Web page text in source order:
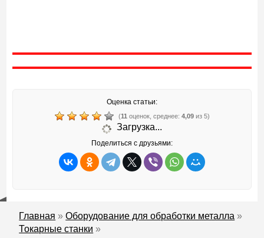
Оценка статьи:
(11 оценок, среднее: 4,09из 5)
Загрузка...
Поделиться с друзьями:
Главная »Оборудование для обработки металла »
Токарные станки »